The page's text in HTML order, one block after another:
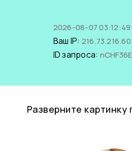
2026-08-07
Ваш IP: 216.73.216.60
ID запроса:
Разверните картинку